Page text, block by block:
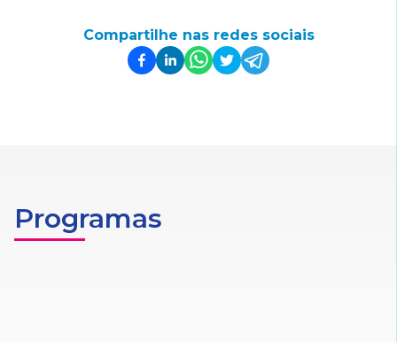
Compartilhe nas redes sociais
Programas